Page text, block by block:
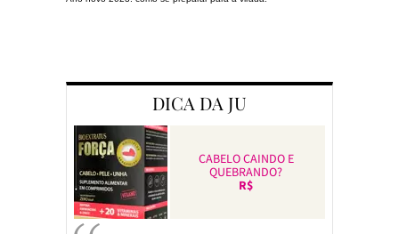
DICA DA JU
CABELO CAINDO E
QUEBRANDO?
R$